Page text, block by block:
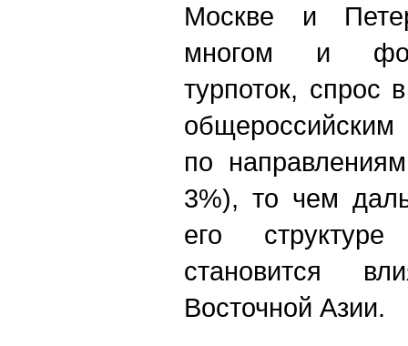
Москве и
многом и
турпоток, спрос
по
3%), то чем
его
становится
Восточной Азии.